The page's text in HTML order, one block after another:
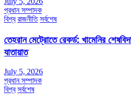
প্রধান সম্পাদক
বিশ্ব রাজনীতি সর্বশেষ
তেহরান মেট্রোতে রেকর্ড: খামেনির
যাতায়াত
July 5, 2026
প্রধান সম্পাদক
বিশ্ব সর্বশেষ